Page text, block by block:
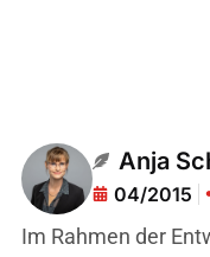
Anja
04/2015
Im Rahmen der